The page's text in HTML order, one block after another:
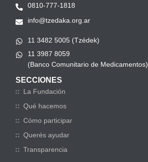
0810-777-1818
info@tzedaka.org.ar
11 3482 5005 (Tzédek)
11 3987 8059
(Banco Comunitario de Medicamentos)
SECCIONES
La Fundación
Qué hacemos
Cómo participar
Querés ayudar
Transparencia